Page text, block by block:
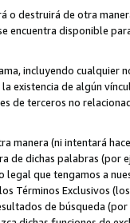
o destruirá de otra
encuentra disponible
incluyendo cualquier
existencia de algún
de terceros no
manera (ni intentará
de dichas palabras (por
legal que tengamos a
Términos Exclusivos
de búsqueda